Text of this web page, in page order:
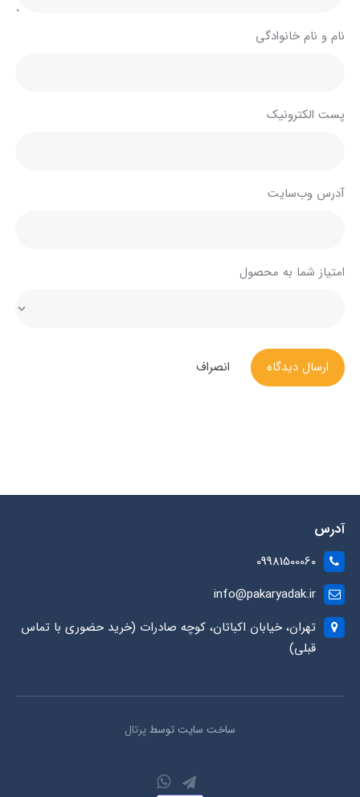
نام و نام خانوادگی
پست الکترونیک
آدرس وب‌سایت
امتیاز شما به محصول
ارسال دیدگاه انصراف
آدرس
09981500060
info@pakaryadak.ir
تهران، خیابان اکباتان، کوچه صادرات (خرید حضوری با تماس
قبلی)
ساخت سایت توسطپرتال